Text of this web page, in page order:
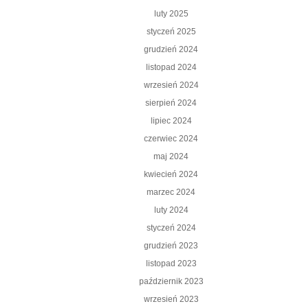
luty 2025
styczeń 2025
grudzień 2024
listopad 2024
wrzesień 2024
sierpień 2024
lipiec 2024
czerwiec 2024
maj 2024
kwiecień 2024
marzec 2024
luty 2024
styczeń 2024
grudzień 2023
listopad 2023
październik 2023
wrzesień 2023